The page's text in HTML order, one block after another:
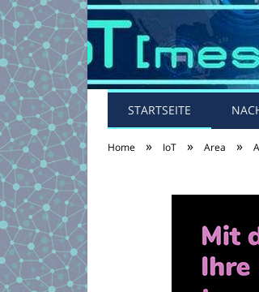
STARTSEITE
Home » IoT » Area »